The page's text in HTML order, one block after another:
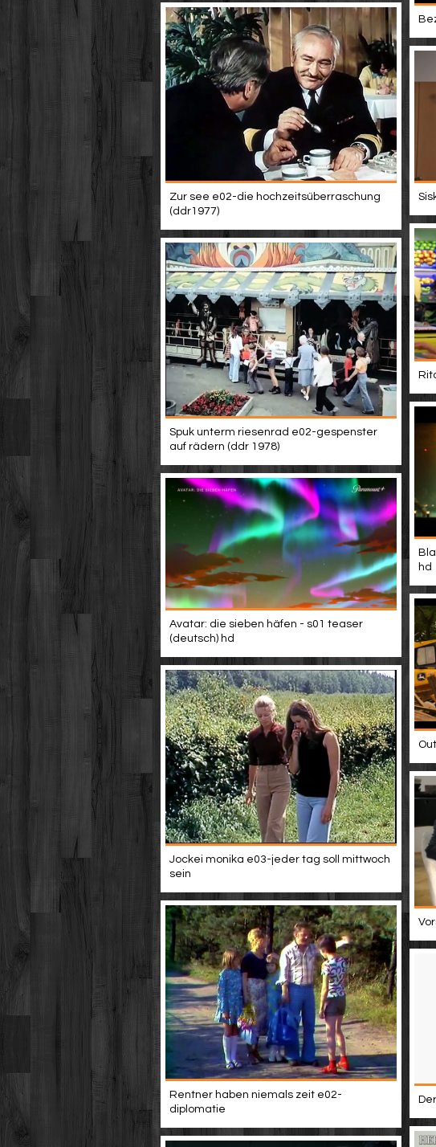
Zur see e02-die hochzeitsüberraschung
(ddr1977)
Spuk unterm riesenrad e02-gespenster
auf rädern (ddr 1978)
hd
Avatar: die sieben häfen - s01 teaser
(deutsch) hd
Jockei monika e03-jeder tag soll mittwoch
sein
Rentner haben niemals zeit e02-
diplomatie